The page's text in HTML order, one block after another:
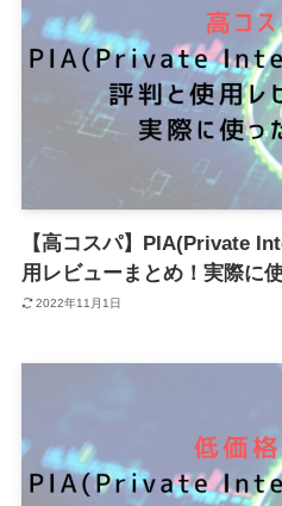
【高コスパ】PIA(Private
用レビューまとめ！実際に
2022年11月1日